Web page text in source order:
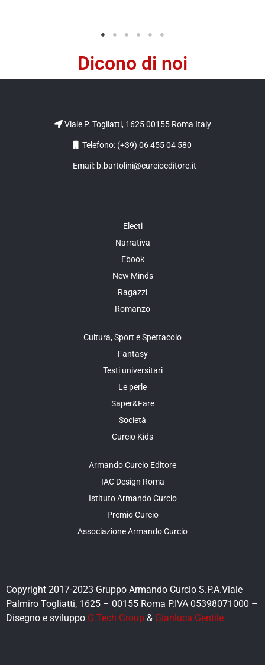
Dicono di noi
Viale P. Togliatti, 1625 00155 Roma Italy
Telefono: (+39) 06 455 04 580
Email: b.bartolini@curcioeditore.it
Electi
Narrativa
Ebook
New Minds
Ragazzi
Romanzo
Cultura, Sport e Spettacolo
Fantasy
Testi universitari
Le perle
Saper&Fare
Società
Curcio Kids
Armando Curcio Editore
IAC Design Roma
Istituto Armando Curcio
Premio Curcio
Associazione Armando Curcio
Copyright 2017-2023 Gruppo Armando Curcio S.P.A.Viale
Palmiro Togliatti, 1625 – 00155 Roma P.IVA 05398071000 –
Disegno e sviluppo G Tech Group & Gianluca Gentile